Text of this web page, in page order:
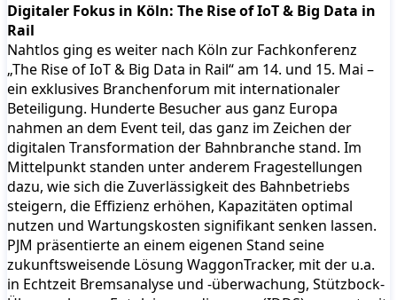
Digitaler Fokus in Köln: The Rise of IoT & Big Data in
Rail
Nahtlos ging es weiter nach Köln zur Fachkonferenz
„The Rise of IoT & Big Data in Rail“ am 14. und 15. Mai –
ein exklusives Branchenforum mit internationaler
Beteiligung. Hunderte Besucher aus ganz Europa
nahmen an dem Event teil, das ganz im Zeichen der
digitalen Transformation der Bahnbranche stand. Im
Mittelpunkt standen unter anderem Fragestellungen
dazu, wie sich die Zuverlässigkeit des Bahnbetriebs
steigern, die Effizienz erhöhen, Kapazitäten optimal
nutzen und Wartungskosten signifikant senken lassen.
PJM präsentierte an einem eigenen Stand seine
zukunftsweisende Lösung WaggonTracker, mit der u.a.
in Echtzeit Bremsanalyse und -überwachung, Stützbock-